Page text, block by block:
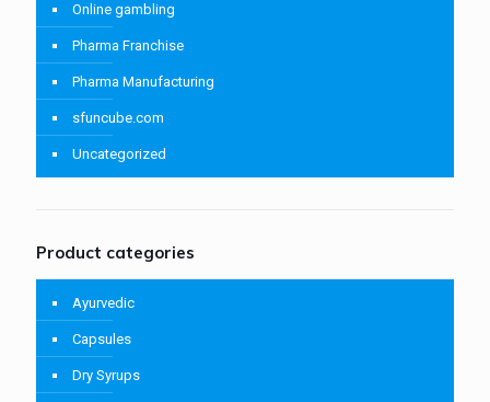
Online gambling
Pharma Franchise
Pharma Manufacturing
sfuncube.com
Uncategorized
Product categories
Ayurvedic
Capsules
Dry Syrups